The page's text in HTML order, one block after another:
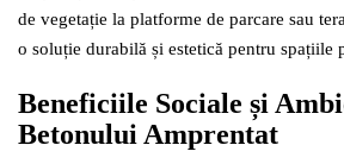
de vegetație la platforme de parcare sau
o soluție durabilă și estetică pentru spațiile
Beneficiile Sociale și
Betonului Amprentat